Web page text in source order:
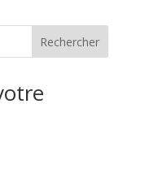
Rechercher